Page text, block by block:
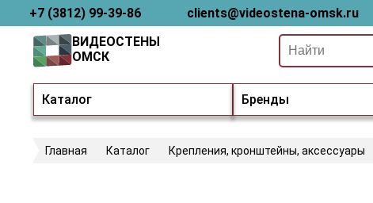
+7 (3812) 99-39-86 clients@videostena-omsk.ru
Каталог Бренды
ВИДЕОСТЕНЫ
ОМСК
Главная Каталог Крепления, кронштейны, аксессуары